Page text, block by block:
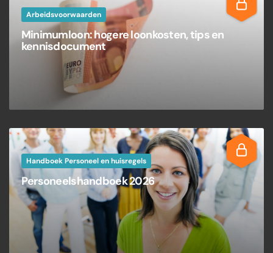
Arbeidsvoorwaarden
Minimumloon: hogere loonkosten, tips en
kennisdocument
Handboek Personeel en huisregels
Personeelshandboek 2026